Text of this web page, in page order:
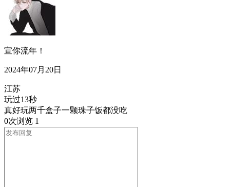
宣你流年！
2024年07月20日
江苏
玩过13秒
真好玩两千盒子一颗珠子饭都没吃
0次浏览 1